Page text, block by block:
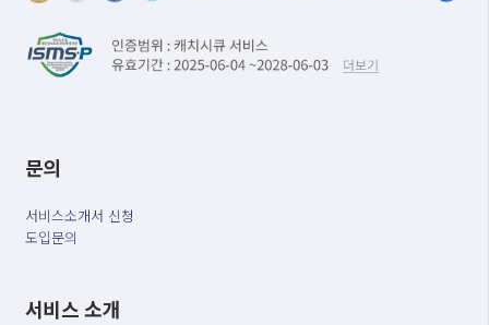
문의
서비스소개서 신청
도입문의
서비스 소개